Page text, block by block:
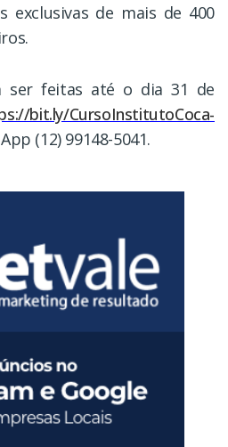
exclusivas de mais de 400
ser feitas até o dia 31 de
bit.ly/CursoInstitutoCoca-
(12) 99148-5041.